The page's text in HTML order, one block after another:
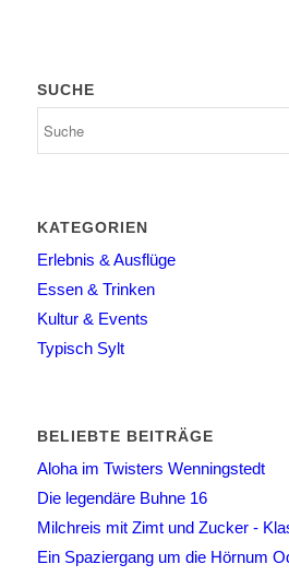
SUCHE
KATEGORIEN
Erlebnis & Ausflüge
Essen & Trinken
Kultur & Events
Typisch Sylt
BELIEBTE BEITRÄGE
Aloha im Twisters Wenningstedt
Die legendäre Buhne 16
Milchreis mit Zimt und Zucker -
Ein Spaziergang um die Hörnum